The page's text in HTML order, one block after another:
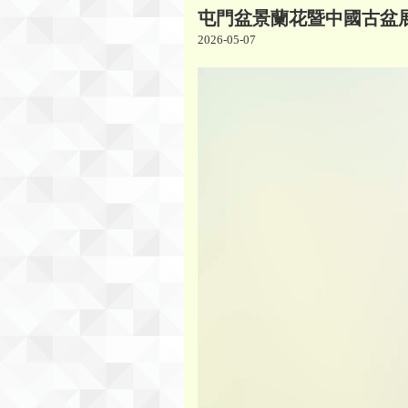
屯門盆景蘭花暨中國古盆
2026-05-07